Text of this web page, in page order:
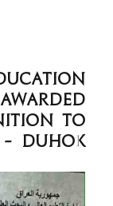
to
- Duhok